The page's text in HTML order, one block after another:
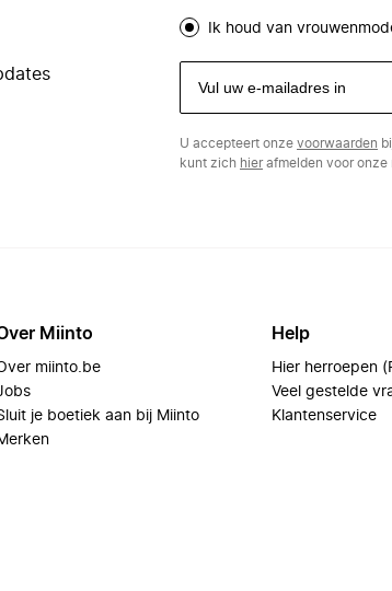
Ik houd van
U accepteert onze voorwaarden
kunt zich hierafmelden voor onze
Miinto
miinto.be
je boetiek aan bij Miinto
Help
Hier herroepen
Veel gestelde
Klantenservice